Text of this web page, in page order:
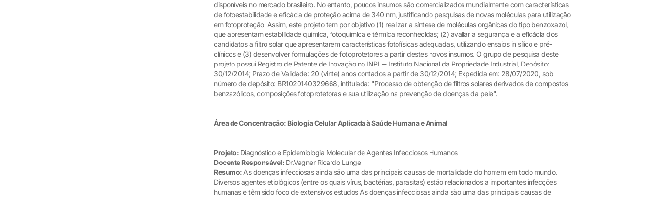
disponíveis no mercado brasileiro. No entanto, poucos insumos são comercializados mundialmente com características
de fotoestabilidade e eficácia de proteção acima de 340 nm, justificando pesquisas de novas moléculas para utilização
em fotoproteção. Assim, este projeto tem por objetivo (1) realizar a síntese de moléculas orgânicas do tipo benzoxazol,
que apresentam estabilidade química, fotoquímica e térmica reconhecidas; (2) avaliar a segurança e a eficácia dos
candidatos a filtro solar que apresentarem características fotofísicas adequadas, utilizando ensaios in sílico e pré-
clínicos e (3) desenvolver formulações de fotoprotetores a partir destes novos insumos. O grupo de pesquisa deste
projeto possui Registro de Patente de Inovação no INPI -- Instituto Nacional da Propriedade Industrial, Depósito:
30/12/2014; Prazo de Validade: 20 (vinte) anos contados a partir de 30/12/2014; Expedida em: 28/07/2020, sob
número de depósito: BR1020140329668, intitulada: "Processo de obtenção de filtros solares derivados de compostos
benzazólicos, composições fotoprotetoras e sua utilização na prevenção de doenças da pele".
Área de Concentração: Biologia Celular Aplicada à Saúde Humana e Animal
Projeto: Diagnóstico e Epidemiologia Molecular de Agentes Infecciosos Humanos
Docente Responsável: Dr.Vagner Ricardo Lunge
Resumo: As doenças infecciosas ainda são uma das principais causas de mortalidade do homem em todo mundo.
Diversos agentes etiológicos (entre os quais vírus, bactérias, parasitas) estão relacionados a importantes infecções
humanas e têm sido foco de extensivos estudos As doenças infecciosas ainda são uma das principais causas de